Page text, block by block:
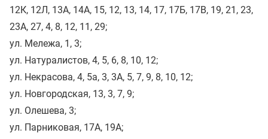
12К, 12Л, 13А, 14А, 15, 12, 13, 14, 17, 17Б, 17В, 19, 21, 23,
23А, 27, 4, 8, 12, 11, 29;
ул. Мележа, 1, 3;
ул. Натуралистов, 4, 5, 6, 8, 10, 12;
ул. Некрасова, 4, 5а, 3, 3А, 5, 7, 9, 8, 10, 12;
ул. Новгородская, 13, 3, 7, 9;
ул. Олешева, 3;
ул. Парниковая, 17А, 19А;